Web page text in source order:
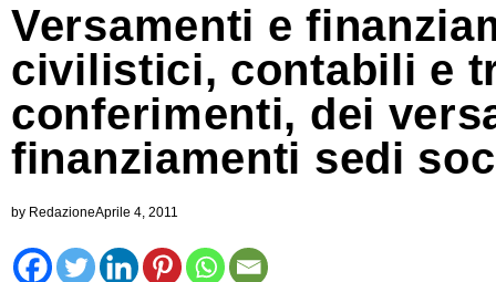
Versamenti e
civilistici, contabili e
conferimenti, dei
finanziamenti sedi
by RedazioneAprile 4, 2011